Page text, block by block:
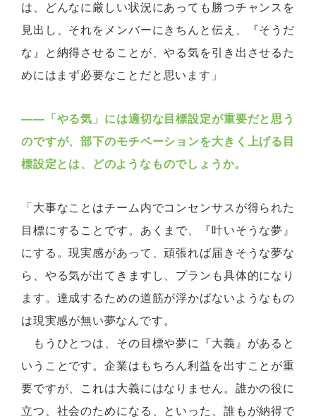
は、どんなに厳しい状況にあっても勝つチャンスを
見出し、それをメンバーにきちんと伝え、『そうだ
な』と納得させることが、やる気を引き出させるた
めにはまず必要なことだと思います」
――「やる気」には適切な目標設定が重要だと思う
のですが、部下のモチベーションを大きく上げる目
標設定とは、どのようなものでしょうか。
「大事なことはチーム内でコンセンサスが得られた
目標にすることです。あくまで、『叶いそうな夢』
にする。現実感があって、頑張れば届きそうな夢な
ら、やる気が出てきますし、プランも具体的になり
ます。達成するための道筋が浮かばないようなもの
は現実感が無い夢なんです。
もうひとつは、その目標や夢に『大義』があると
いうことです。企業はもちろん利益を出すことが重
要ですが、これは大義にはなりません。誰かの役に
立つ、社会のためになる、といった、誰もが納得で